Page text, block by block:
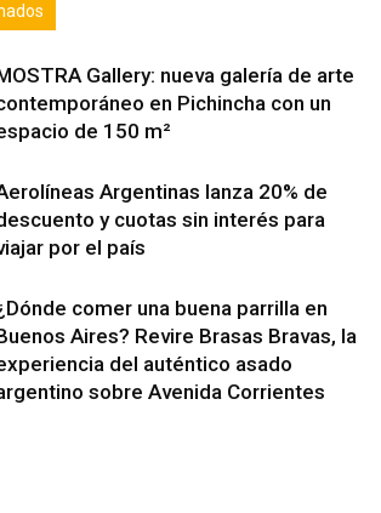
Gallery: nueva galería de arte
en Pichincha con un
de 150 m²
Argentinas lanza 20% de
y cuotas sin interés para
por el país
comer una buena parrilla en
Aires? Revire Brasas Bravas, la
del auténtico asado
sobre Avenida Corrientes